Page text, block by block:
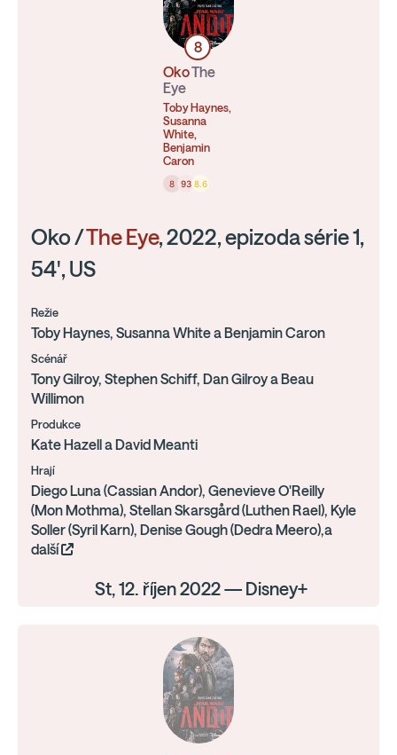
8
OkoThe
Eye
Toby Haynes,
Susanna
White,
Benjamin
Caron
8 93 8.6
Oko /The Eye, 2022, epizoda série 1,
54', US
Režie
Toby Haynes, Susanna White a Benjamin Caron
Scénář
Tony Gilroy, Stephen Schiff, Dan Gilroy a Beau
Willimon
Produkce
Kate Hazell a David Meanti
Hrají
Diego Luna (Cassian Andor), Genevieve O'Reilly
(Mon Mothma), Stellan Skarsgård (Luthen Rael), Kyle
Soller (Syril Karn), Denise Gough (Dedra Meero),a
další
St, 12. říjen 2022 — Disney+